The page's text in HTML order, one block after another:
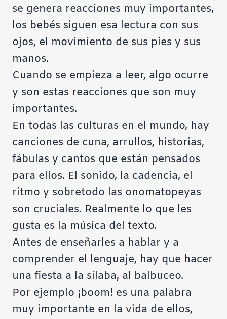
se genera reacciones muy importantes,
los bebés siguen esa lectura con sus
ojos, el movimiento de sus pies y sus
manos.
Cuando se empieza a leer, algo ocurre
y son estas reacciones que son muy
importantes.
En todas las culturas en el mundo, hay
canciones de cuna, arrullos, historias,
fábulas y cantos que están pensados
para ellos. El sonido, la cadencia, el
ritmo y sobretodo las onomatopeyas
son cruciales. Realmente lo que les
gusta es la música del texto.
Antes de enseñarles a hablar y a
comprender el lenguaje, hay que hacer
una fiesta a la sílaba, al balbuceo.
Por ejemplo ¡boom! es una palabra
muy importante en la vida de ellos,